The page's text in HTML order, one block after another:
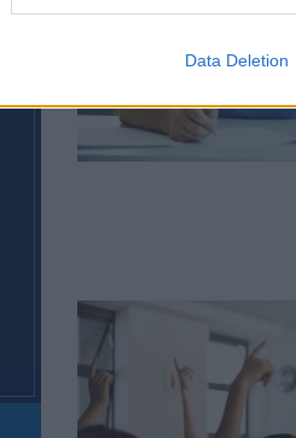
Data Deletion